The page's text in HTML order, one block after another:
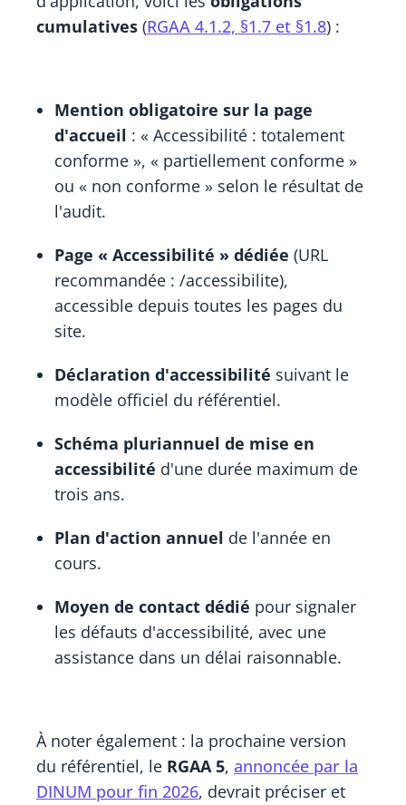
cumulatives (RGAA 4.1.2, §1.7 et §1.8) :
Mention obligatoire sur la page
d'accueil : « Accessibilité : totalement
conforme », « partiellement conforme »
ou « non conforme » selon le résultat de
l'audit.
Page « Accessibilité » dédiée (URL
recommandée : /accessibilite),
accessible depuis toutes les pages du
site.
Déclaration d'accessibilité suivant le
modèle officiel du référentiel.
Schéma pluriannuel de mise en
accessibilité d'une durée maximum de
trois ans.
Plan d'action annuel de l'année en
cours.
Moyen de contact dédié pour signaler
les défauts d'accessibilité, avec une
assistance dans un délai raisonnable.
À noter également : la prochaine version
du référentiel, le RGAA 5, annoncée par la
DINUM pour fin 2026, devrait préciser et